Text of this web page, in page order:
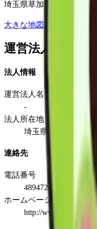
埼玉県草加市草加３－３
大きな地図で見る
運営法人
法人情報
運営法人名
-
法人所在地
埼玉県草加市草加
連絡先
電話番号
489472430
ホームページ
http://www.carerent.jp/